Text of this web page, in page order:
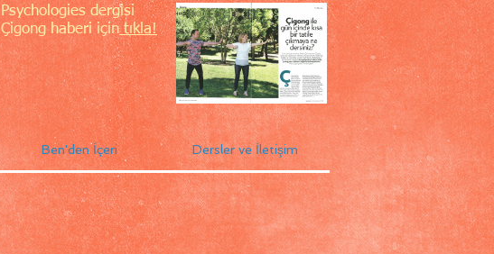
Psychologies dergisi
Çigong haberi içintıkla!
Ben'den İçeri Dersler ve İletişim